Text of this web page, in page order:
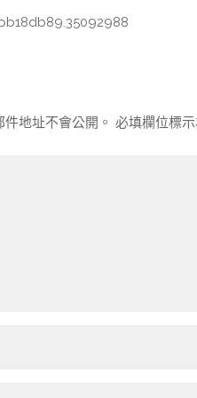
地址不會公開。 必填欄位標